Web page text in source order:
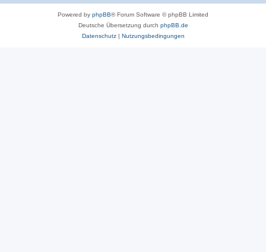
Powered by phpBB® Forum Software © phpBB Limited
Deutsche Übersetzung durch phpBB.de
Datenschutz| Nutzungsbedingungen